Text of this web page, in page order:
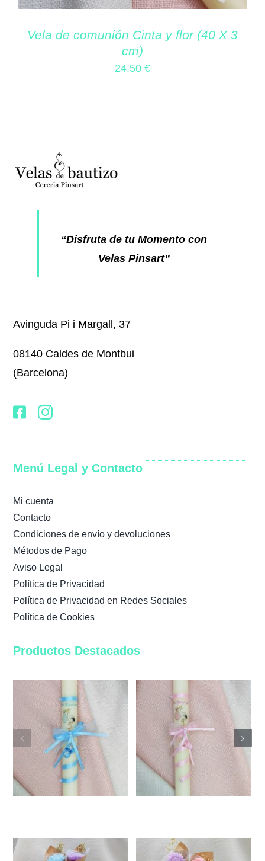
Vela de comunión Cinta y flor (40 X 3
cm)
24,50 €
“Disfruta de tu Momento con
Velas Pinsart”
Avinguda Pi i Margall, 37
08140 Caldes de Montbui
(Barcelona)
Menú Legal y Contacto
Mi cuenta
Contacto
Condiciones de envío y devoluciones
Métodos de Pago
Aviso Legal
Política de Privacidad
Política de Privacidad en Redes Sociales
Política de Cookies
Productos Destacados